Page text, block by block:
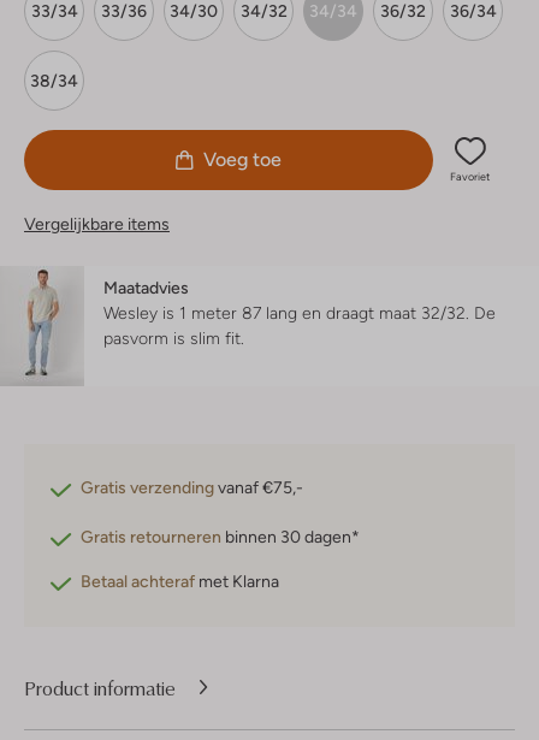
33/34 33/36 34/30 34/32 34/34 36/32 36/34
38/34
Voeg toe
Favoriet
Vergelijkbare items
Maatadvies
Wesley is 1 meter 87 lang en draagt maat 32/32. De
pasvorm is slim fit
Gratis verzendingvanaf €75,-
Gratis retourneren binnen 30 dagen*
Betaal achteraf met Klarna
Product informatie